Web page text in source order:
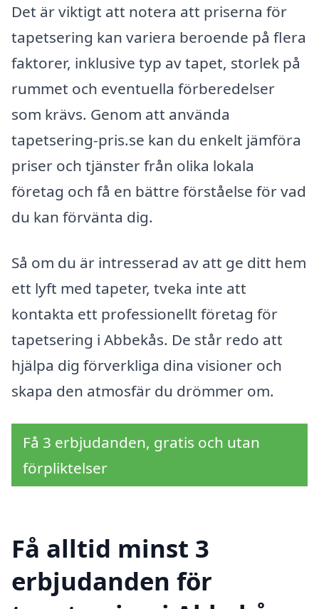
Det är viktigt att notera att priserna för
tapetsering kan variera beroende på flera
faktorer, inklusive typ av tapet, storlek på
rummet och eventuella förberedelser
som krävs. Genom att använda
tapetsering-pris.se kan du enkelt jämföra
priser och tjänster från olika lokala
företag och få en bättre förståelse för vad
du kan förvänta dig.
Så om du är intresserad av att ge ditt hem
ett lyft med tapeter, tveka inte att
kontakta ett professionellt företag för
tapetsering i Abbekås. De står redo att
hjälpa dig förverkliga dina visioner och
skapa den atmosfär du drömmer om.
Få 3 erbjudanden, gratis och utan
förpliktelser
Få alltid minst 3
erbjudanden för